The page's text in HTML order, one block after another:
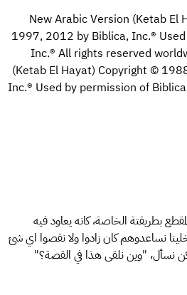
New Arabic Version (Ketab
1997, 2012 by Biblica, Inc.®‎
Inc.® All rights reserved
(Ketab El Hayat) Copyright ©
Inc.® Used by permission of
بطريقتة الخاصة، كانه يعاود فيه
نساعدوهم كان زادوا ولا نقصوا اي شئ
نسأل، "وين نلقى هذا في القصة؟"